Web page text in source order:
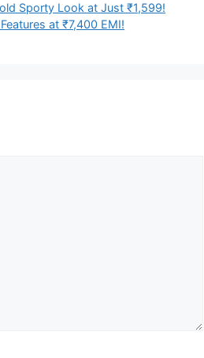
Sporty Look at Just ₹1,599!
at ₹7,400 EMI!